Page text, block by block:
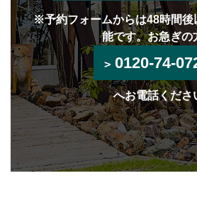
※予約フォームからは48時間後
能です。お急ぎの
0120-74-
へお電話くださ